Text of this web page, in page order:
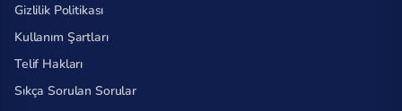
Gizlilik Politikası
Kullanım Şartları
Telif Hakları
Sıkça Sorulan Sorular